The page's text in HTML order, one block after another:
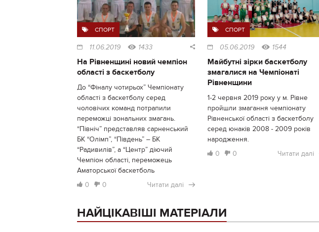
СПОРТ
11.06.2019 1433
На Рівненщині новий чемпіон
області з баскетболу
До “Фіналу чотирьох” Чемпіонату
області з баскетболу серед
чоловічих команд потрапили
переможці зональних змагань.
“Північ” представляв сарненський
БК “Олімп”, “Південь” – БК
“Радивилів”, а “Центр” діючий
Чемпіон області, переможець
Аматорської баскетболь
0
0 Читати далі
СПОРТ
05.06.2019 1544
Майбутні зірки баскетболу
змагалися на Чемпіонаті
Рівненщини
1-2 червня 2019 року у м. Рівне
пройшли змагання чемпіонату
Рівненської області з баскетболу
серед юнаків 2008 - 2009 років
народження.
0
0 Читати далі
НАЙЦІКАВІШІ МАТЕРІАЛИ